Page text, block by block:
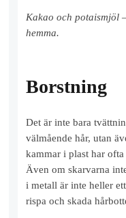
Kakao och potaismjöl
hemma.
Borstning
Det är inte bara
välmående hår, utan
kammar i plast har
Även om skarvarna
i metall är inte heller
rispa och skada